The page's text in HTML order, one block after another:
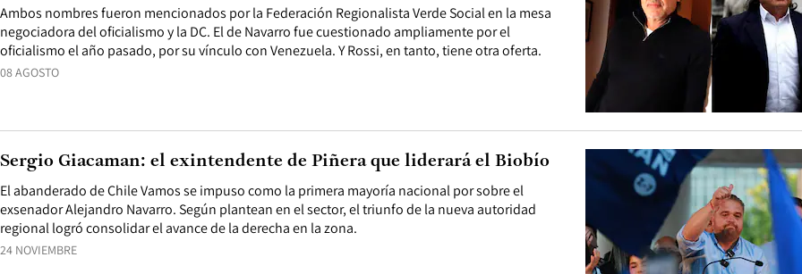
08 AGOSTO
Ambos nombres fueron mencionados por la Federación Regionalista Verde Social en la mesa
negociadora del oficialismo y la DC. El de Navarro fue cuestionado ampliamente por el
oficialismo el año pasado, por su vínculo con Venezuela. Y Rossi, en tanto, tiene otra oferta.
24 NOVIEMBRE
El abanderado de Chile Vamos se impuso como la primera mayoría nacional por sobre el
exsenador Alejandro Navarro. Según plantean en el sector, el triunfo de la nueva autoridad
regional logró consolidar el avance de la derecha en la zona.
Sergio Giacaman: el exintendente de Piñera que liderará el Biobío